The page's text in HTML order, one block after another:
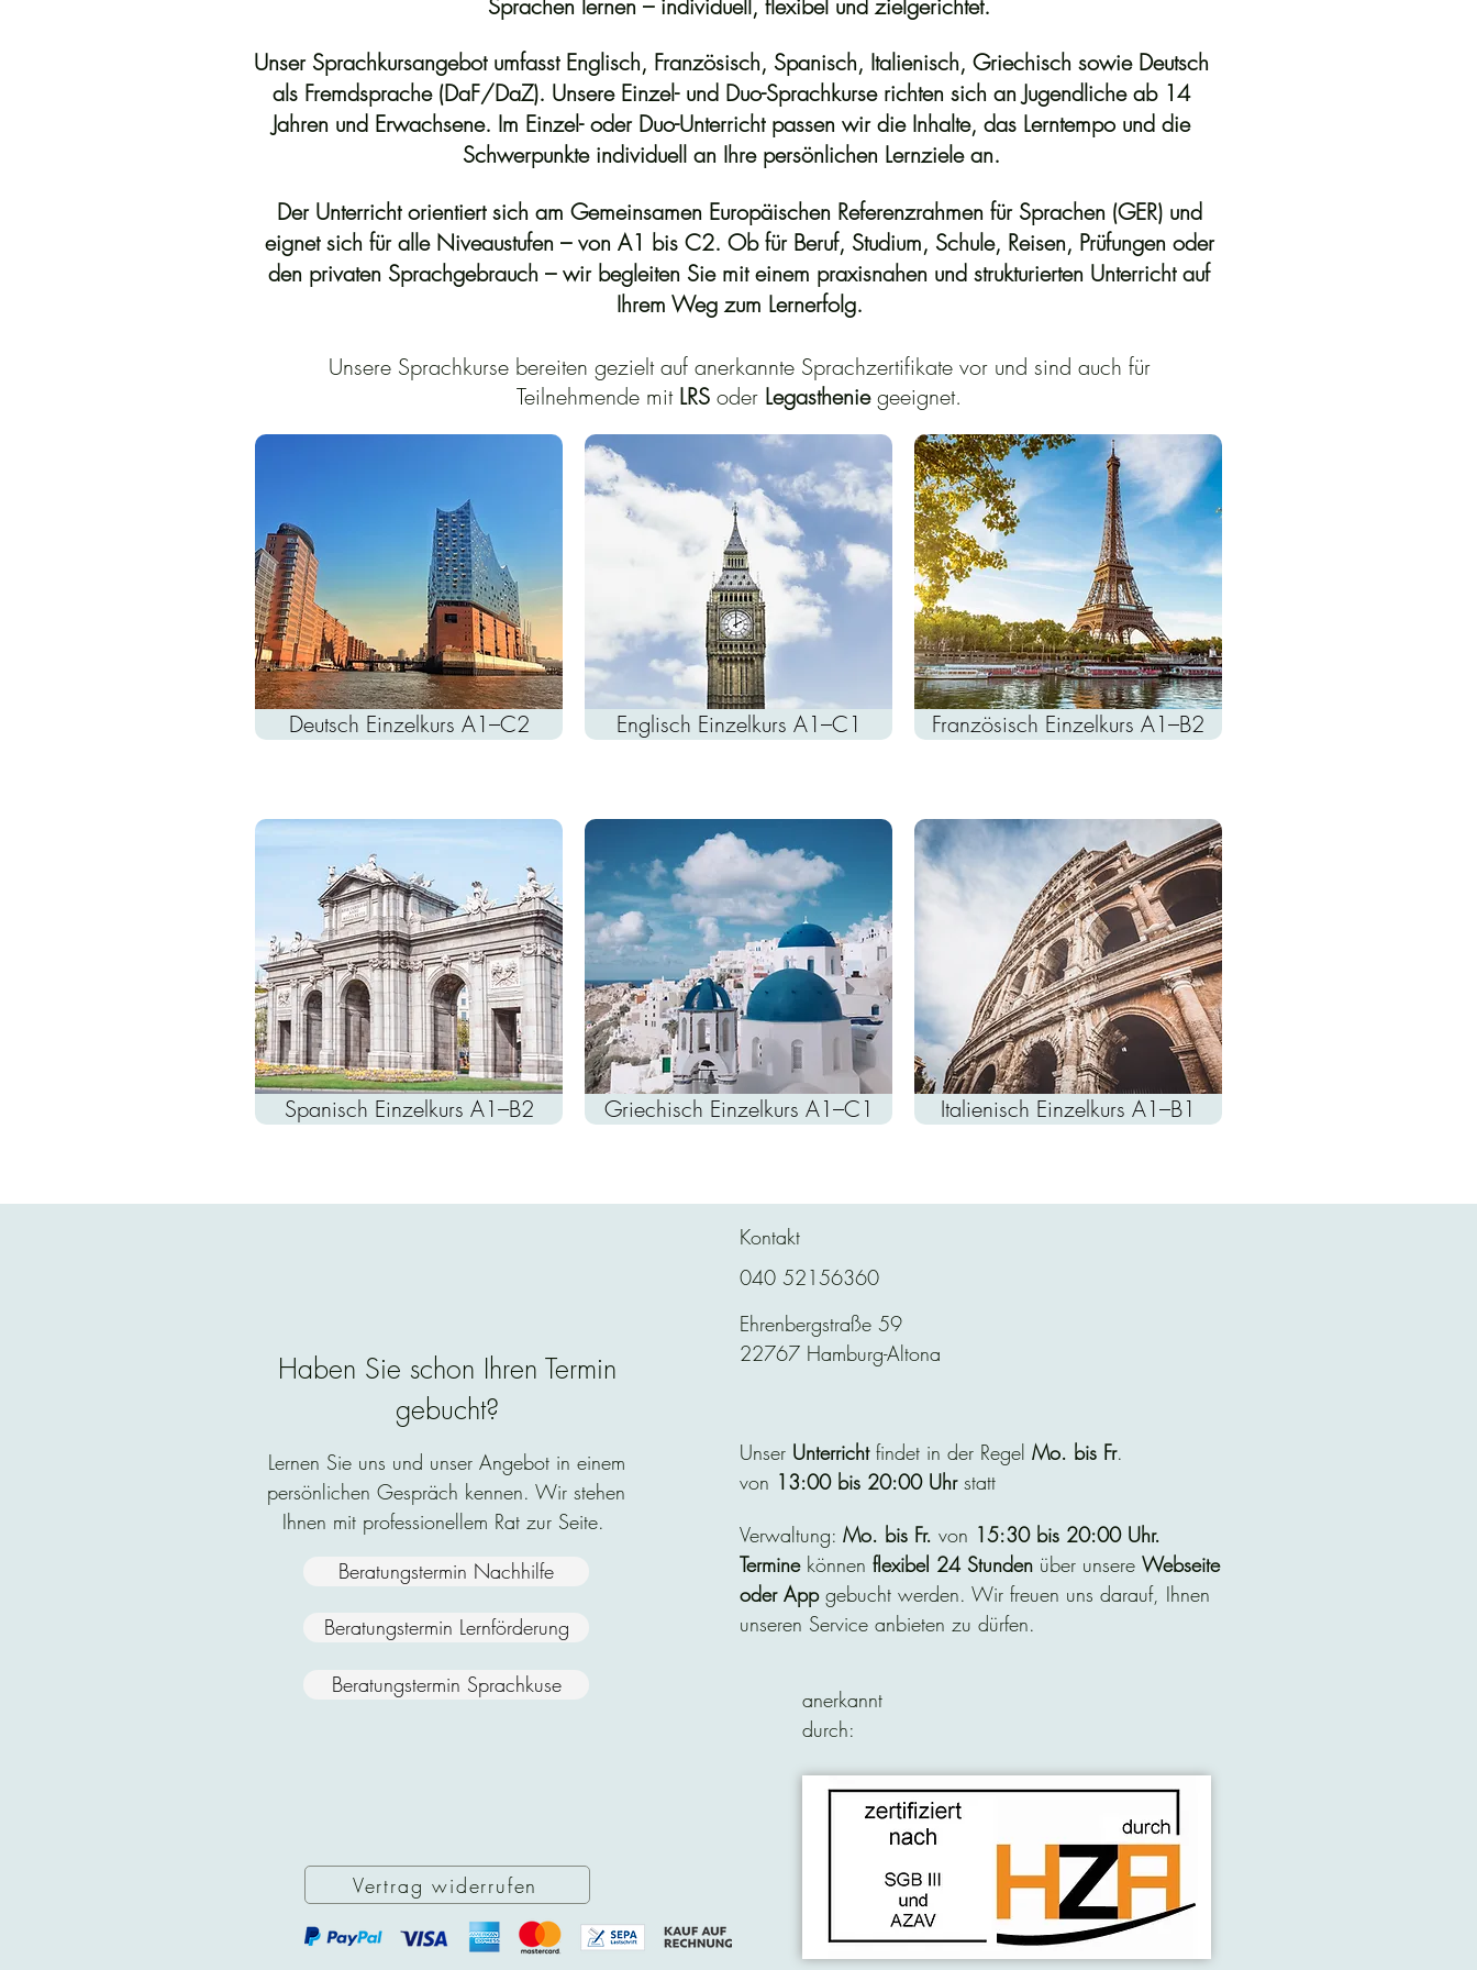
Sprachen lernen – individuell, flexibel und zielgerichtet.
Unser Sprachkursangebotumfasst Englisch, Französisch, Spanisch, Italienisch, Griechisch sowie Deutsch
als Fremdsprache (DaF/DaZ). Unsere Einzel- und Duo-Sprachkurserichten sich an Jugendliche ab 14
Jahren und Erwachsene. Im Einzel- oder Duo-Unterricht passen wir die Inhalte, das Lerntempo und die
Schwerpunkte individuell an Ihre persönlichen Lernziele an.
Der Unterricht orientiert sich am Gemeinsamen Europäischen Referenzrahmen für Sprachen (GER)und
eignet sich für alle Niveaustufen – von A1 bis C2. Ob für Beruf, Studium, Schule, Reisen, Prüfungen oder
den privaten Sprachgebrauch – wir begleiten Sie mit einem praxisnahen und strukturierten Unterricht auf
Ihrem Weg zum Lernerfolg.
Unsere Sprachkurse bereiten gezielt auf anerkannte Sprachzertifikate vor und sind auch für
Teilnehmende mit LRS oder Legastheniegeeignet.
Deutsch Einzelkurs A1–C2 Englisch Einzelkurs A1–C1 Französisch Einzelkurs A1–B2
Spanisch Einzelkurs A1–B2 Griechisch Einzelkurs A1–C1 Italienisch Einzelkurs A1–B1
Haben Sie schon Ihren Termin
gebucht?
Lernen Sie uns und unser Angebot in einem
persönlichen Gespräch kennen. Wir stehen
Ihnen mit professionellem Rat zur Seite.
Beratungstermin Nachhilfe
Beratungstermin Lernförderung
Beratungstermin Sprachkuse
Kontakt
040 52156360
Ehrenbergstraße 59
22767 Hamburg-Altona
Unser Unterrichtfindet in der Regel Mo. bis Fr.
von 13:00 bis 20:00 Uhrstatt
Verwaltung: Mo. bis Fr. von 15:30 bis 20:00 Uhr.
Terminekönnen flexibel 24 Stunden über unsere Webseite
oder Appgebucht werden. Wir freuen uns darauf, Ihnen
unseren Service anbieten zu dürfen.
anerkannt
durch:
Vertrag widerrufen